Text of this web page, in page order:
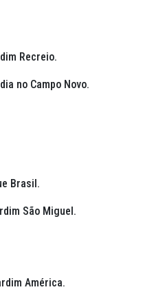
Recreio.
no Campo Novo.
Brasil.
São Miguel.
América.